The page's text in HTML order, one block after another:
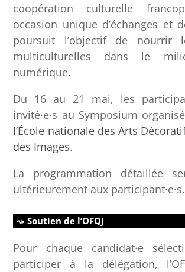
coopération culturelle
occasion unique d’échanges et
poursuit l’objectif de nourrir
multiculturelles dans le
numérique.
Du 16 au 21 mai, les
invité·e·s au Symposium
l’École nationale des Arts
des Images.
La programmation détaillée
ultérieurement aux participant·e·s.
Soutien de l’OFQJ
Pour chaque candidat·e
participer à la délégation,